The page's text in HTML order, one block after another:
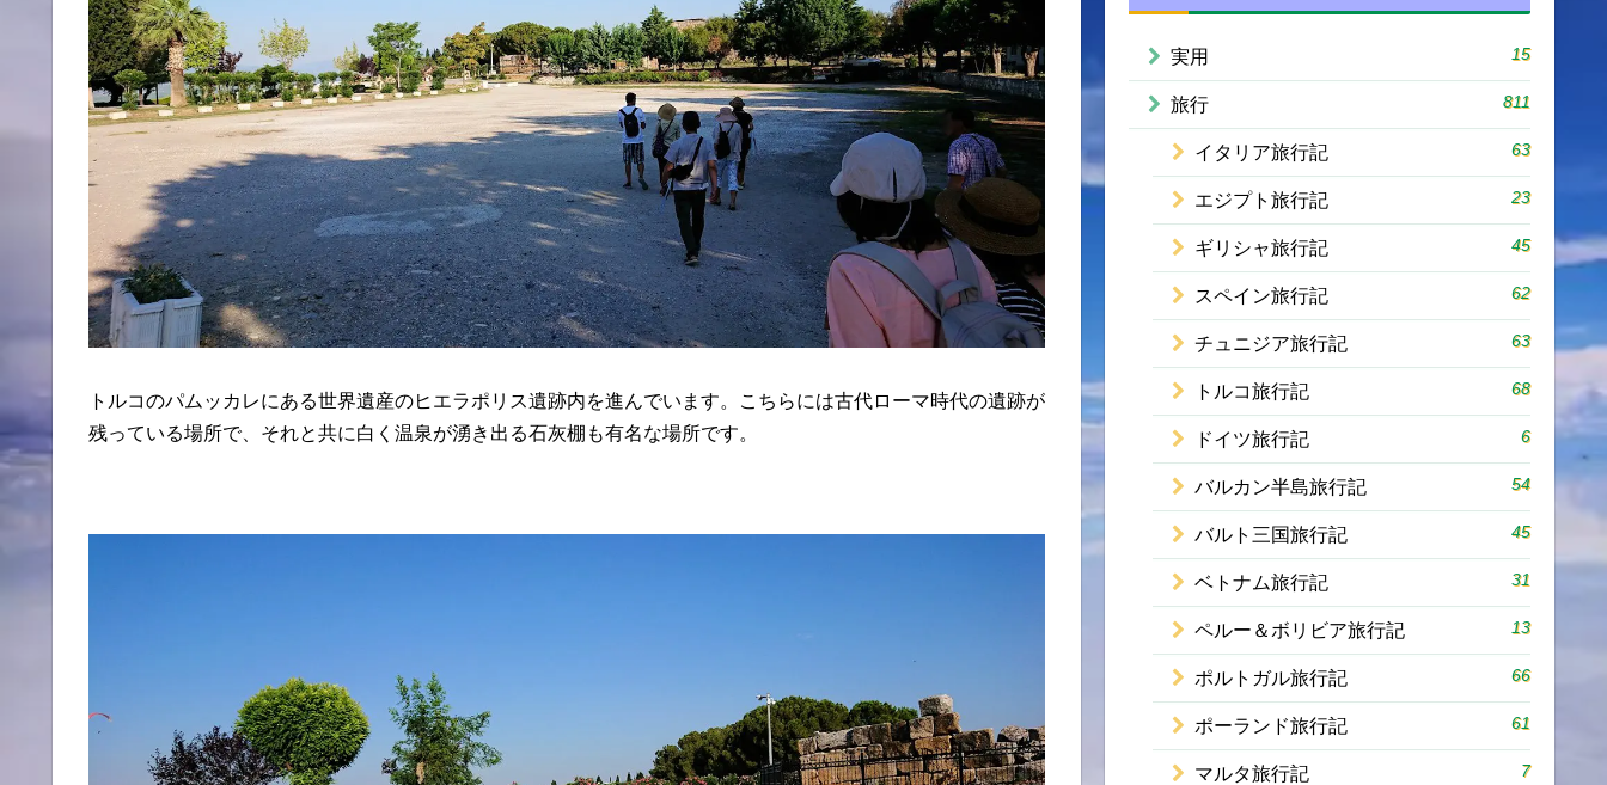
トルコのパムッカレにある世界遺産のヒエラポリス遺跡内を進んでいます。こちらには古代ローマ時代の遺跡が
残っている場所で、それと共に白く温泉が湧き出る石灰棚も有名な場所です。
実用 15
旅行 811
イタリア旅行記 63
エジプト旅行記 23
ギリシャ旅行記 45
スペイン旅行記 62
チュニジア旅行記 63
トルコ旅行記 68
ドイツ旅行記 6
バルカン半島旅行記 54
バルト三国旅行記 45
ベトナム旅行記 31
ペルー＆ボリビア旅行記 13
ポルトガル旅行記 66
ポーランド旅行記 61
マルタ旅行記 7